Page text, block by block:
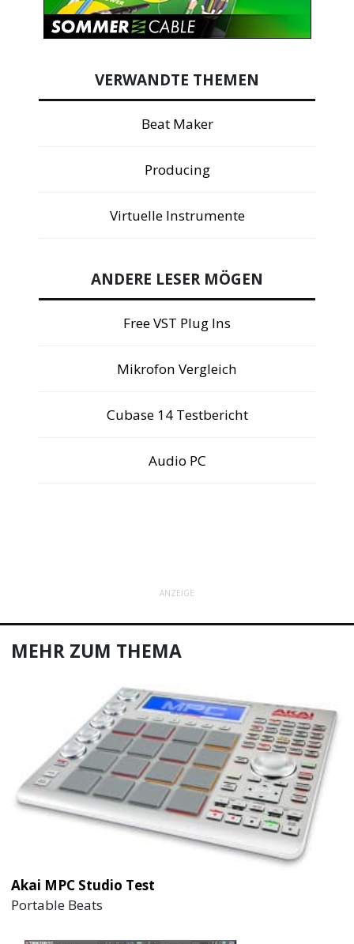
VERWANDTE THEMEN
Beat Maker
Producing
Virtuelle Instrumente
ANDERE LESER MÖGEN
Free VST Plug Ins
Mikrofon Vergleich
Cubase 14 Testbericht
Audio PC
ANZEIGE
MEHR ZUM THEMA
Akai MPC Studio Test
Portable Beats